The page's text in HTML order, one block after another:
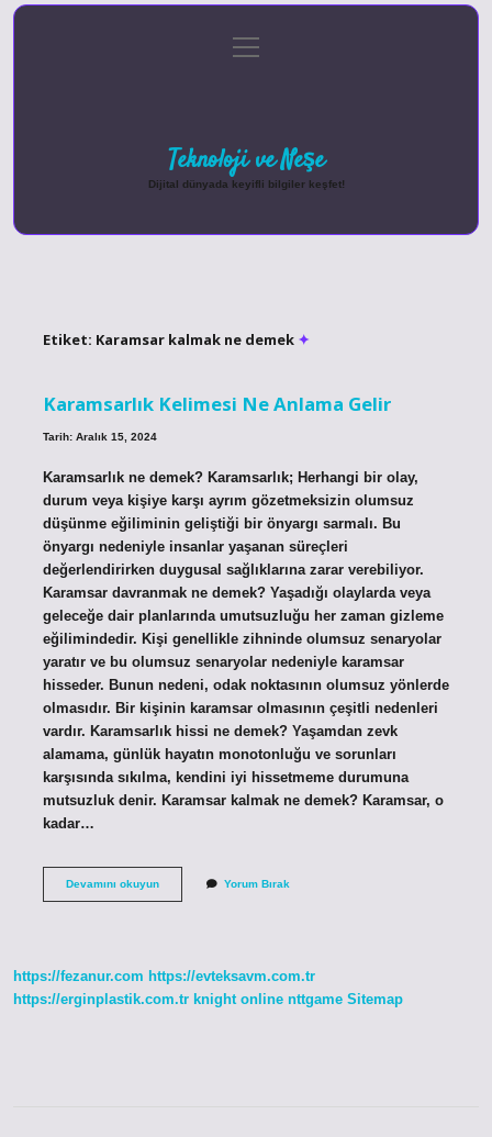
Gizlilik Politikası
menüyü
aç
Teknoloji ve Neşe
Dijital dünyada keyifli bilgiler keşfet!
Etiket: Karamsar kalmak ne demek
Karamsarlık Kelimesi Ne Anlama Gelir
Tarih: Aralık 15, 2024
Karamsarlık ne demek? Karamsarlık; Herhangi bir olay,
durum veya kişiye karşı ayrım gözetmeksizin olumsuz
düşünme eğiliminin geliştiği bir önyargı sarmalı. Bu
önyargı nedeniyle insanlar yaşanan süreçleri
değerlendirirken duygusal sağlıklarına zarar verebiliyor.
Karamsar davranmak ne demek? Yaşadığı olaylarda veya
geleceğe dair planlarında umutsuzluğu her zaman gizleme
eğilimindedir. Kişi genellikle zihninde olumsuz senaryolar
yaratır ve bu olumsuz senaryolar nedeniyle karamsar
hisseder. Bunun nedeni, odak noktasının olumsuz yönlerde
olmasıdır. Bir kişinin karamsar olmasının çeşitli nedenleri
vardır. Karamsarlık hissi ne demek? Yaşamdan zevk
alamama, günlük hayatın monotonluğu ve sorunları
karşısında sıkılma, kendini iyi hissetmeme durumuna
mutsuzluk denir. Karamsar kalmak ne demek? Karamsar, o
kadar…
Devamını okuyunKaramsarlık Yorum Bırak
https://fezanur.com https://evteksavm.com.tr
https://erginplastik.com.tr knight online nttgame Sitemap